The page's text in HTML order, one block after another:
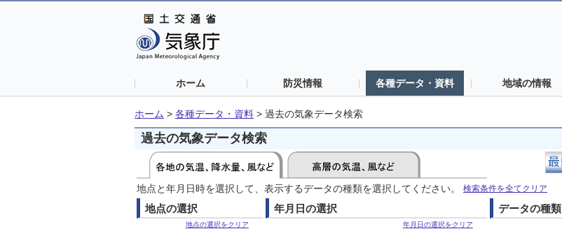
ホーム 防災情報 各種データ・資料 地域の情報
ホーム > 各種データ・資料 > 過去の気象データ検索
過去の気象データ検索
地点と年月日時を選択して、表示するデータの種類を選択してください。 検索条件を全てクリア
地点の選択
地点の選択をクリア
年月日の選択
年月日の選択をクリア
データの種類